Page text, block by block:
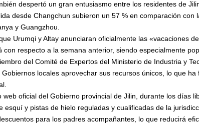
despertó un gran entusiasmo entre los residentes de
desde Changchun subieron un 57 % en comparación
y Guangzhou.
Urumqi y Altay anunciaran oficialmente las «vacaciones
con respecto a la semana anterior, siendo especialmente
del Comité de Expertos del Ministerio de Industria y
Gobiernos locales aprovechar sus recursos únicos, lo que
web oficial del Gobierno provincial de Jilin, durante los días
esquí y pistas de hielo reguladas y cualificadas de la
para los padres acompañantes, lo que reducirá